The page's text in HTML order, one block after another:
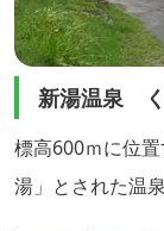
新湯温泉
標高600ｍに位
湯」とされた温